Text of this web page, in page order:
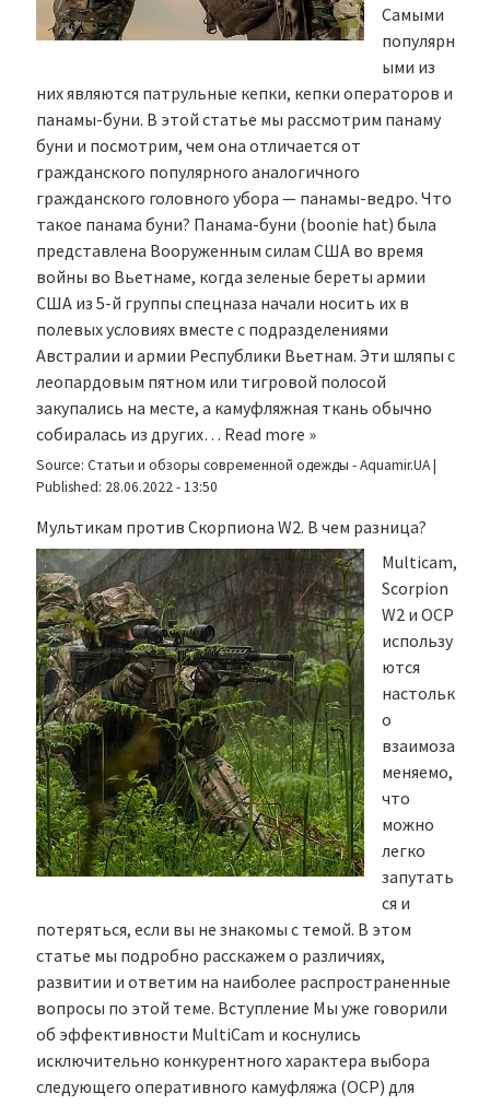
Самыми
популярн
ыми из
них являются патрульные кепки, кепки операторов и
панамы-буни. В этой статье мы рассмотрим панаму
буни и посмотрим, чем она отличается от
гражданского популярного аналогичного
гражданского головного убора — панамы-ведро. Что
такое панама буни? Панама-буни (boonie hat) была
представлена Вооруженным силам США во время
войны во Вьетнаме, когда зеленые береты армии
США из 5-й группы спецназа начали носить их в
полевых условиях вместе с подразделениями
Австралии и армии Республики Вьетнам. Эти шляпы с
леопардовым пятном или тигровой полосой
закупались на месте, а камуфляжная ткань обычно
собиралась из других… Read more »
Source: Статьи и обзоры современной одежды - Aquamir.UA|
Published: 28.06.2022 - 13:50
Мультикам против Скорпиона W2. В чем разница?
Multicam,
Scorpion
W2 и OCP
использу
ются
настольк
о
взаимоза
меняемо,
что
можно
легко
запутать
ся и
потеряться, если вы не знакомы с темой. В этом
статье мы подробно расскажем о различиях,
развитии и ответим на наиболее распространенные
вопросы по этой теме. Вступление Мы уже говорили
об эффективности MultiCam и коснулись
исключительно конкурентного характера выбора
следующего оперативного камуфляжа (OCP) для